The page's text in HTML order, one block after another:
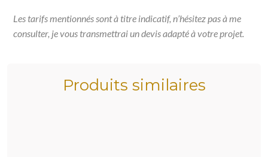
Les tarifs mentionnés sont à titre indicatif, n’hésitez pas à me
consulter, je vous transmettrai un devis adapté à votre projet.
Produits similaires